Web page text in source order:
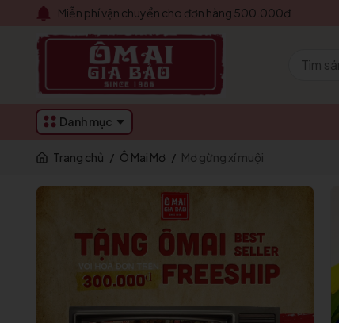
Miễn phí vận chuyển cho đơn hàng 500.000đ
Danh mục
Trang chủ / Ô Mai Mơ / Mơ gừng xí muội